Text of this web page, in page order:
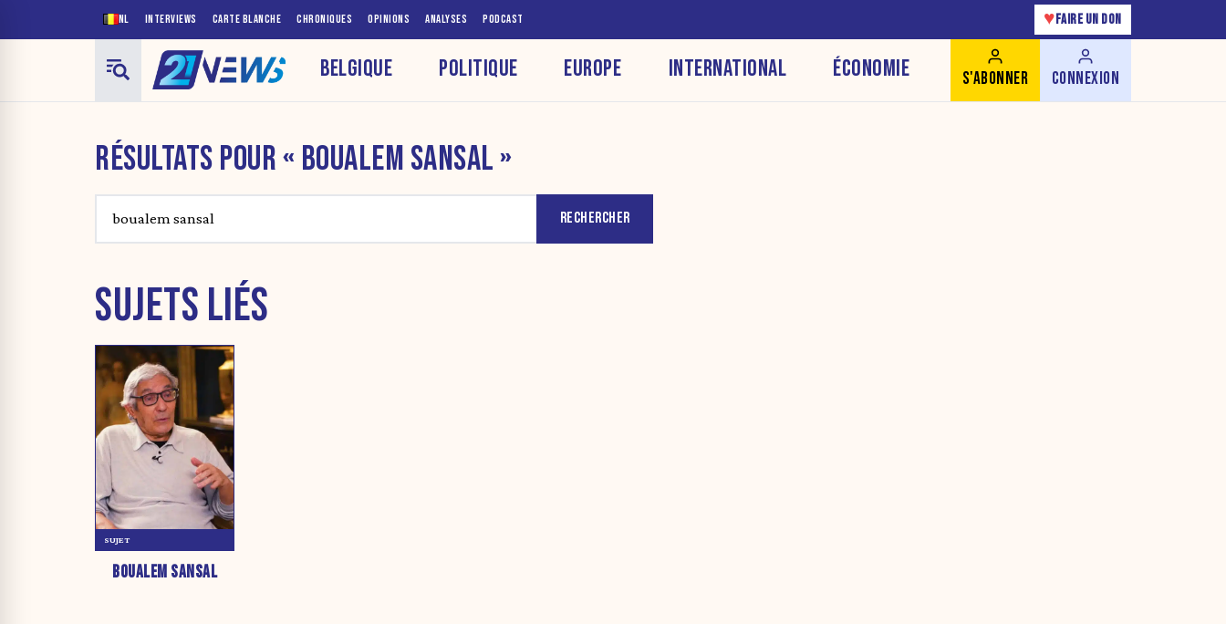
NL INTERVIEWS CARTE BLANCHE CHRONIQUES OPINIONS ANALYSES PODCAST ♥ FAIRE UN DON
BELGIQUE POLITIQUE EUROPE INTERNATIONAL ÉCONOMIE S'ABONNER CONNEXION
RÉSULTATS POUR « BOUALEM SANSAL »
RECHERCHER
SUJETS LIÉS
BOUALEM SANSAL
SUJET